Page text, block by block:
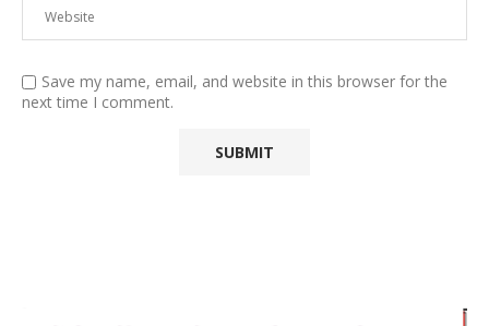
Save my name, email, and website in this browser for the
next time I comment.